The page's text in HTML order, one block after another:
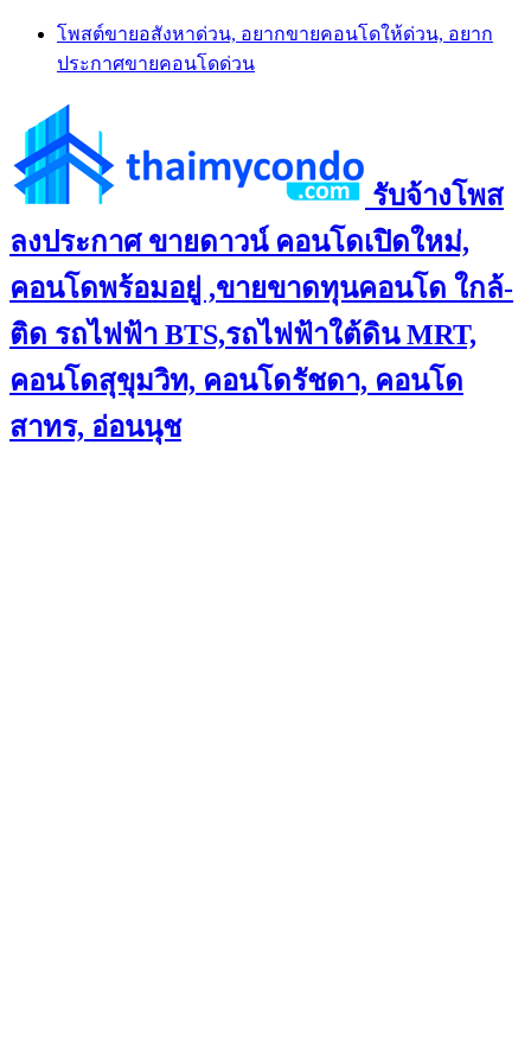
Skip
content
โพสต์ขายอสังหาด่วน, อยากขายคอนโดให้ด่วน, อยาก
ประกาศขายคอนโดด่วน
รับจ้างโพส
ลงประกาศ ขายดาวน์ คอนโดเปิดใหม่,
คอนโดพร้อมอยู่ ,ขายขาดทุนคอนโด ใกล้-
ติด รถไฟฟ้า BTS,รถไฟฟ้าใต้ดิน MRT,
คอนโดสุขุมวิท, คอนโดรัชดา, คอนโด
สาทร, อ่อนนุช